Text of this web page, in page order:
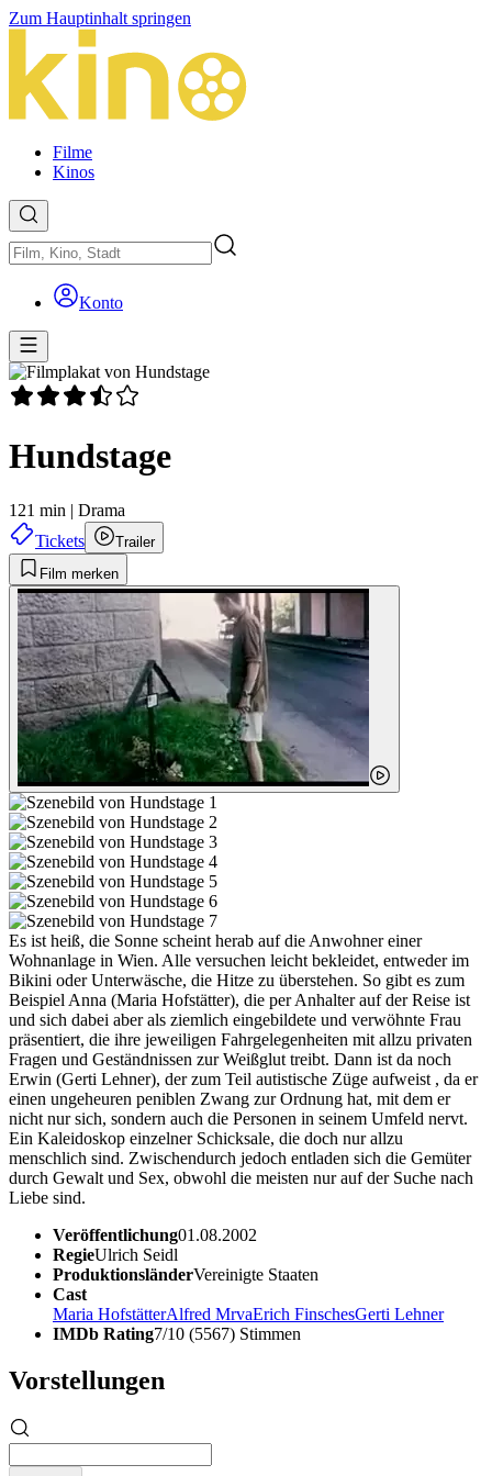
Zum Hauptinhalt springen
Filme
Kinos
Konto
Hundstage
121 min | Drama
Tickets
Trailer
Film merken
Es ist heiß, die Sonne scheint herab auf die Anwohner einer
Wohnanlage in Wien. Alle versuchen leicht bekleidet, entweder im
Bikini oder Unterwäsche, die Hitze zu überstehen. So gibt es zum
Beispiel Anna (Maria Hofstätter), die per Anhalter auf der Reise ist
und sich dabei aber als ziemlich eingebildete und verwöhnte Frau
präsentiert, die ihre jeweiligen Fahrgelegenheiten mit allzu privaten
Fragen und Geständnissen zur Weißglut treibt. Dann ist da noch
Erwin (Gerti Lehner), der zum Teil autistische Züge aufweist , da er
einen ungeheuren peniblen Zwang zur Ordnung hat, mit dem er
nicht nur sich, sondern auch die Personen in seinem Umfeld nervt.
Ein Kaleidoskop einzelner Schicksale, die doch nur allzu
menschlich sind. Zwischendurch jedoch entladen sich die Gemüter
durch Gewalt und Sex, obwohl die meisten nur auf der Suche nach
Liebe sind.
Veröffentlichung01.08.2002
RegieUlrich Seidl
ProduktionsländerVereinigte Staaten
Cast
Maria HofstätterAlfred MrvaErich FinschesGerti Lehner
IMDb Rating7/10 (5567) Stimmen
Vorstellungen